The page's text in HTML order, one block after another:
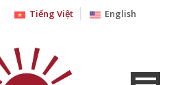
Tiếng Việt English